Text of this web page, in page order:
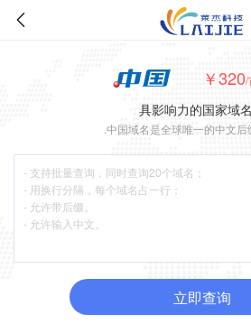
￥320/
具影响力的国家域名
.中国域名是全球唯一的中文后
立即查询